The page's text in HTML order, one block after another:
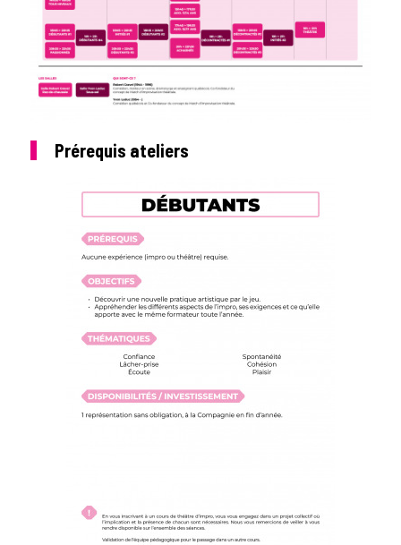
Prérequis ateliers